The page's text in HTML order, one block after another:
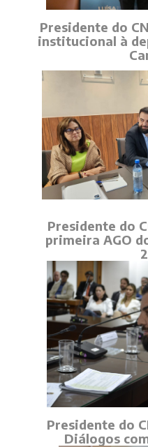
Presidente do
institucional à
Presidente do
primeira AGO
Presidente do
Diálogos